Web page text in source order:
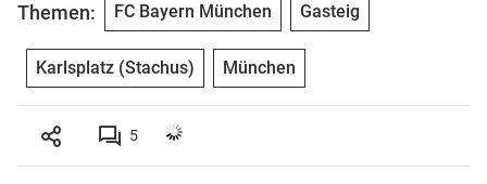
Themen: FC Bayern München Gasteig
Karlsplatz (Stachus) München
5